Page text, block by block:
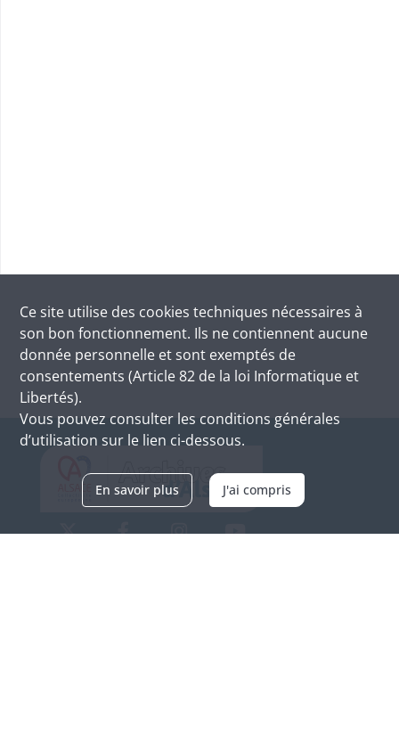
Ce site utilise des cookies techniques nécessaires à
son bon fonctionnement. Ils ne contiennent aucune
donnée personnelle et sont exemptés de
consentements (Article 82 de la loi Informatique et
Libertés).
Vous pouvez consulter les conditions générales
d’utilisation sur le lien ci-dessous.
En savoir plus J'ai compris